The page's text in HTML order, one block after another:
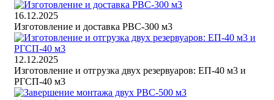
16.12.2025
Изготовление и доставка РВС-300 м3
12.12.2025
Изготовление и отгрузка двух резервуаров: ЕП-40 м3 и
РГСП-40 м3